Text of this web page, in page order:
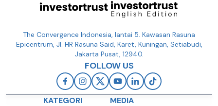
The Convergence Indonesia, lantai 5. Kawasan Rasuna
Epicentrum, Jl. HR Rasuna Said, Karet, Kuningan, Setiabudi,
Jakarta Pusat, 12940.
FOLLOW US
KATEGORI MEDIA